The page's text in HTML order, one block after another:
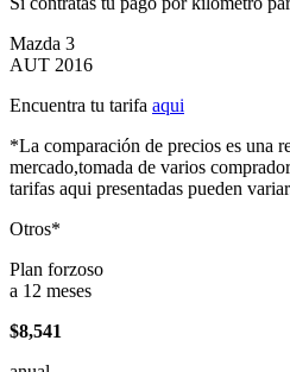
Mazda 3
AUT 2016
Encuentra tu tarifa aqui
*La comparación de precios es una
mercado,tomada de varios
tarifas aqui presentadas pueden
Otros*
Plan forzoso
a 12 meses
$8,541